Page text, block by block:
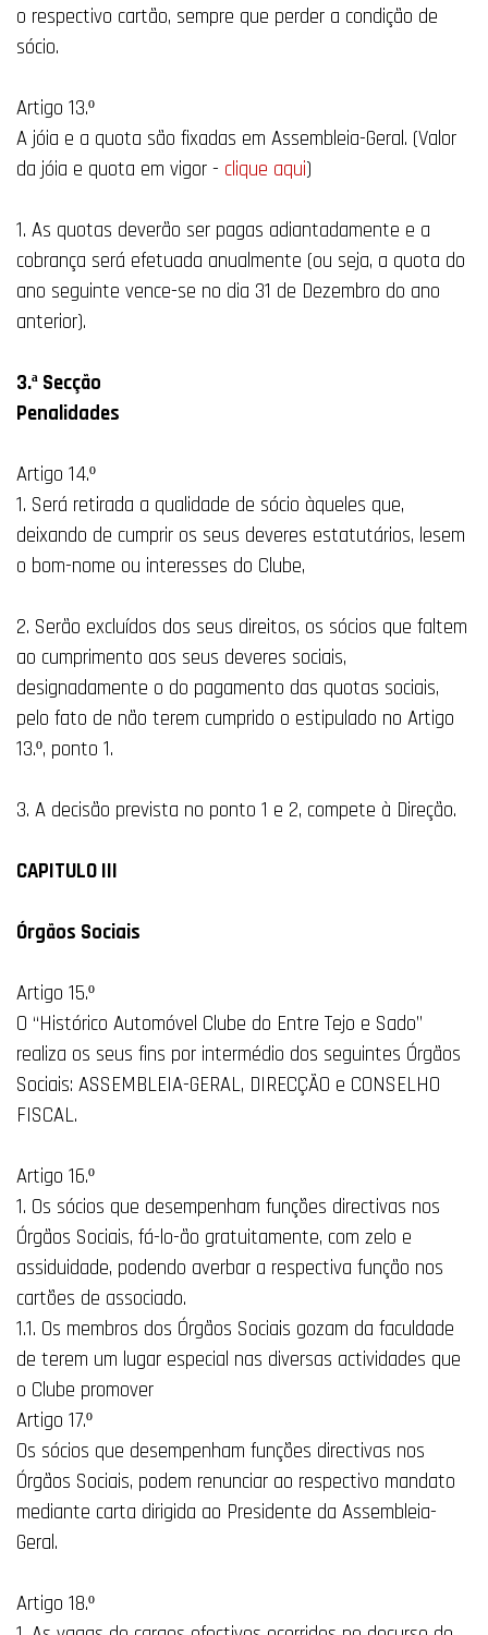
o respectivo cartão, sempre que perder a condição de
sócio.
Artigo 13.º
A jóia e a quota são fixadas em Assembleia-Geral. (Valor
da jóia e quota em vigor - clique aqui)
1. As quotas deverão ser pagas adiantadamente e a
cobrança será efetuada anualmente (ou seja, a quota do
ano seguinte vence-se no dia 31 de Dezembro do ano
anterior).
3.ª Secção
Penalidades
Artigo 14.º
1. Será retirada a qualidade de sócio àqueles que,
deixando de cumprir os seus deveres estatutários, lesem
o bom-nome ou interesses do Clube,
2. Serão excluídos dos seus direitos, os sócios que faltem
ao cumprimento aos seus deveres sociais,
designadamente o do pagamento das quotas sociais,
pelo fato de não terem cumprido o estipulado no Artigo
13.º, ponto 1.
3. A decisão prevista no ponto 1 e 2, compete à Direção.
CAPITULO III
Órgãos Sociais
Artigo 15.º
O “Histórico Automóvel Clube do Entre Tejo e Sado”
realiza os seus fins por intermédio dos seguintes Órgãos
Sociais: ASSEMBLEIA-GERAL, DIRECÇÃO e CONSELHO
FISCAL.
Artigo 16.º
1. Os sócios que desempenham funções directivas nos
Órgãos Sociais, fá-lo-ão gratuitamente, com zelo e
assiduidade, podendo averbar a respectiva função nos
cartões de associado.
1.1. Os membros dos Órgãos Sociais gozam da faculdade
de terem um lugar especial nas diversas actividades que
o Clube promover
Artigo 17.º
Os sócios que desempenham funções directivas nos
Órgãos Sociais, podem renunciar ao respectivo mandato
mediante carta dirigida ao Presidente da Assembleia-
Geral.
Artigo 18.º